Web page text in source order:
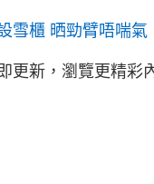
雪櫃 晒勁臂唔喘氣
更新，瀏覽更精彩